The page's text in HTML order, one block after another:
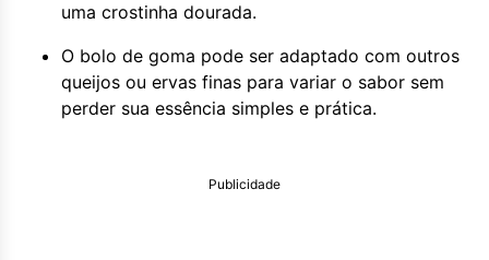
uma crostinha dourada.
O bolo de goma pode ser adaptado com outros
queijos ou ervas finas para variar o sabor sem
perder sua essência simples e prática.
Publicidade